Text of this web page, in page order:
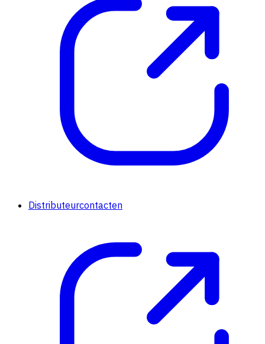
Distributeurcontacten